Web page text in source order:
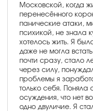
Московской, когда
перенесённого
панические атаки,
психикой, не знала
хотелось жить. Я
даже не могла
почти сразу, стало
через силу,
проблемы я
только себя. Поняла
осуждения, что нет
одно двуличие. Я